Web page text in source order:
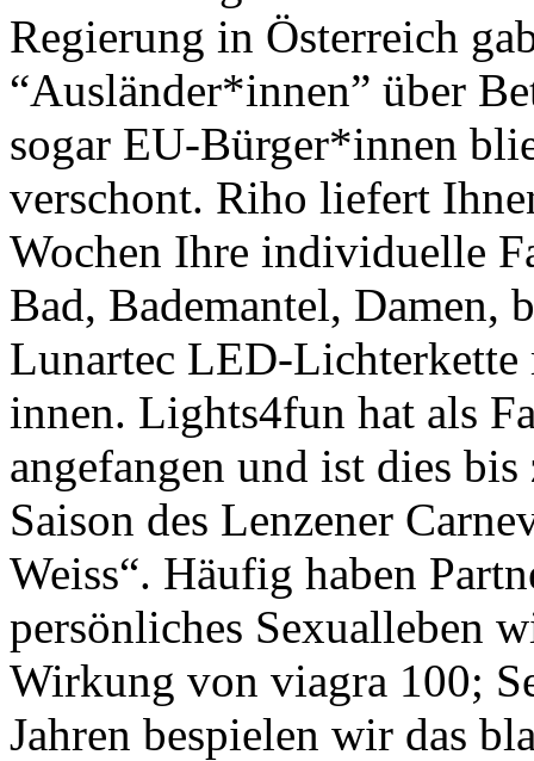
Regierung in Österreich
“Ausländer*innen” über
sogar EU-Bürger*innen
verschont. Riho liefert
Wochen Ihre individuelle
Bad, Bademantel, Damen,
Lunartec LED-
innen. Lights4fun hat als
angefangen und ist dies
Saison des Lenzener
Weiss“. Häufig haben
persönliches Sexualleben
Wirkung von viagra 100;
Jahren bespielen wir das